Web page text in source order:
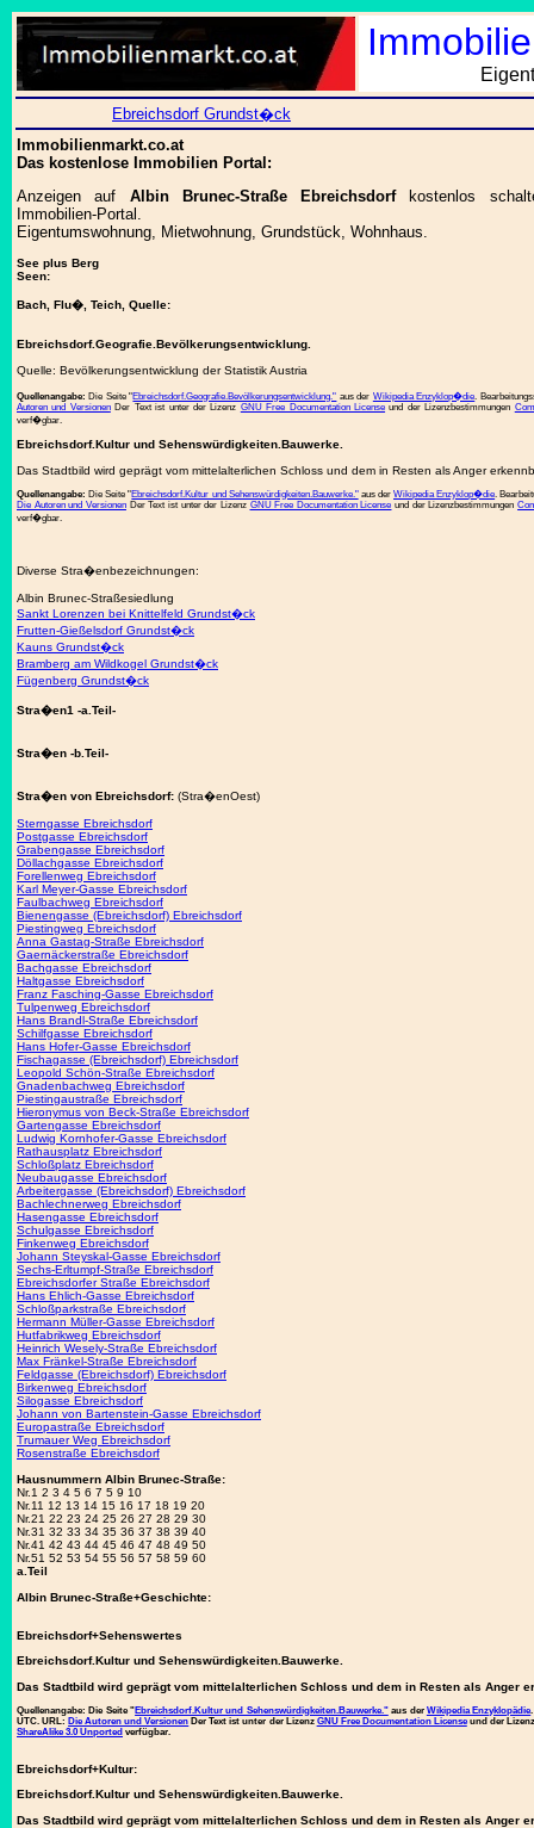
Ebreichsdorf Grundst�ck
Immobilienmarkt.co.at
Das kostenlose Immobilien Portal:
Anzeigen auf Albin Brunec-Straße Ebreichsdorfkostenlos
Immobilien-Portal.
Eigentumswohnung, Mietwohnung, Grundstück, Wohnhaus.
See plus Berg
Seen:
Bach, Flu�, Teich, Quelle:
Ebreichsdorf.Geografie.Bevölkerungsentwicklung.
Quelle: Bevölkerungsentwicklung der Statistik Austria
Quellenangabe: Die Seite "Ebreichsdorf.Geografie.Bevölkerungsentwicklung." aus der Wikipedia Enzyklop�die.
Autoren und VersionenDer Text ist unter der Lizenz GNU Free Documentation License und der Lizenzbestimmungen
verf�gbar.
Ebreichsdorf.Kultur und Sehenswürdigkeiten.Bauwerke.
Das Stadtbild wird geprägt vom mittelalterlichen Schloss und dem in Resten als Anger
Quellenangabe: Die Seite "Ebreichsdorf.Kultur und Sehenswürdigkeiten.Bauwerke."aus der Wikipedia Enzyklop�die.
Die Autoren und VersionenDer Text ist unter der Lizenz GNU Free Documentation License und der Lizenzbestimmungen
verf�gbar.
Diverse Stra�enbezeichnungen:
Albin Brunec-Straßesiedlung
Sankt Lorenzen bei Knittelfeld Grundst�ck
Frutten-Gießelsdorf Grundst�ck
Kauns Grundst�ck
Bramberg am Wildkogel Grundst�ck
Fügenberg Grundst�ck
Stra�en1 -a.Teil-
Stra�en -b.Teil-
Stra�en von Ebreichsdorf: (Stra�enOest)
Sterngasse Ebreichsdorf
Postgasse Ebreichsdorf
Grabengasse Ebreichsdorf
Döllachgasse Ebreichsdorf
Forellenweg Ebreichsdorf
Karl Meyer-Gasse Ebreichsdorf
Faulbachweg Ebreichsdorf
Bienengasse (Ebreichsdorf) Ebreichsdorf
Piestingweg Ebreichsdorf
Anna Gastag-Straße Ebreichsdorf
Gaernäckerstraße Ebreichsdorf
Bachgasse Ebreichsdorf
Haltgasse Ebreichsdorf
Franz Fasching-Gasse Ebreichsdorf
Tulpenweg Ebreichsdorf
Hans Brandl-Straße Ebreichsdorf
Schilfgasse Ebreichsdorf
Hans Hofer-Gasse Ebreichsdorf
Fischagasse (Ebreichsdorf) Ebreichsdorf
Leopold Schön-Straße Ebreichsdorf
Gnadenbachweg Ebreichsdorf
Piestingaustraße Ebreichsdorf
Hieronymus von Beck-Straße Ebreichsdorf
Gartengasse Ebreichsdorf
Ludwig Kornhofer-Gasse Ebreichsdorf
Rathausplatz Ebreichsdorf
Schloßplatz Ebreichsdorf
Neubaugasse Ebreichsdorf
Arbeitergasse (Ebreichsdorf) Ebreichsdorf
Bachlechnerweg Ebreichsdorf
Hasengasse Ebreichsdorf
Schulgasse Ebreichsdorf
Finkenweg Ebreichsdorf
Johann Steyskal-Gasse Ebreichsdorf
Sechs-Erltumpf-Straße Ebreichsdorf
Ebreichsdorfer Straße Ebreichsdorf
Hans Ehlich-Gasse Ebreichsdorf
Schloßparkstraße Ebreichsdorf
Hermann Müller-Gasse Ebreichsdorf
Hutfabrikweg Ebreichsdorf
Heinrich Wesely-Straße Ebreichsdorf
Max Fränkel-Straße Ebreichsdorf
Feldgasse (Ebreichsdorf) Ebreichsdorf
Birkenweg Ebreichsdorf
Silogasse Ebreichsdorf
Johann von Bartenstein-Gasse Ebreichsdorf
Europastraße Ebreichsdorf
Trumauer Weg Ebreichsdorf
Rosenstraße Ebreichsdorf
Hausnummern Albin Brunec-Straße:
Nr.1 2 3 4 5 6 7 5 9 10
Nr.11 12 13 14 15 16 17 18 19 20
Nr.21 22 23 24 25 26 27 28 29 30
Nr.31 32 33 34 35 36 37 38 39 40
Nr.41 42 43 44 45 46 47 48 49 50
Nr.51 52 53 54 55 56 57 58 59 60
a.Teil
Albin Brunec-Straße+Geschichte:
Ebreichsdorf+Sehenswertes
Ebreichsdorf.Kultur und Sehenswürdigkeiten.Bauwerke.
Das Stadtbild wird geprägt vom mittelalterlichen Schloss und dem in Resten als Anger
Quellenangabe: Die Seite "Ebreichsdorf.Kultur und Sehenswürdigkeiten.Bauwerke."aus der Wikipedia Enzyklopädie
UTC. URL: Die Autoren und Versionen Der Text ist unter der Lizenz GNU Free Documentation Licenseund der
ShareAlike 3.0 Unported verfügbar.
Ebreichsdorf+Kultur:
Ebreichsdorf.Kultur und Sehenswürdigkeiten.Bauwerke.
Das Stadtbild wird geprägt vom mittelalterlichen Schloss und dem in Resten als Anger